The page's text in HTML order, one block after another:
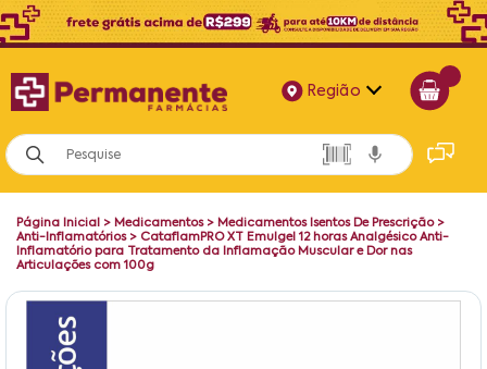
Região
Alagoas
Bahia
Paraíba
Página Inicial > Medicamentos> Medicamentos Isentos De Prescrição>
Anti-Inflamatórios> CataflamPRO XT Emulgel 12 horas Analgésico Anti-
Inflamatório para Tratamento da Inflamação Muscular e Dor nas
Articulações com 100g